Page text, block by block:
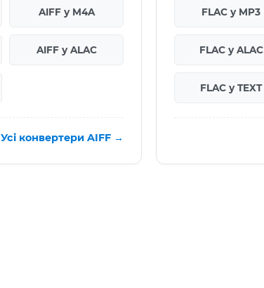
AIFF у M4A
AIFF у ALAC
Усі конвертери AIFF →
FLAC у MP3
FLAC у ALAC
FLAC у TEXT